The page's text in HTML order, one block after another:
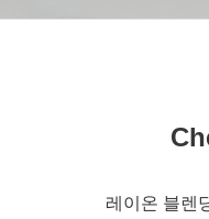
레이온 블렌